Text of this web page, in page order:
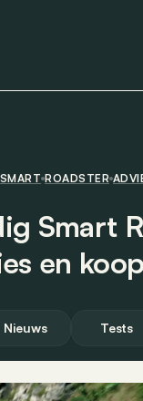
SMART ROADSTER
Smart
en
Nieuws Tests